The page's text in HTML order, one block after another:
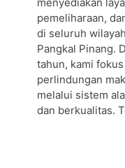
pemeliharaan,
di seluruh
Pangkal Pinang.
tahun, kami
perlindungan
melalui sistem
dan berkualitas.